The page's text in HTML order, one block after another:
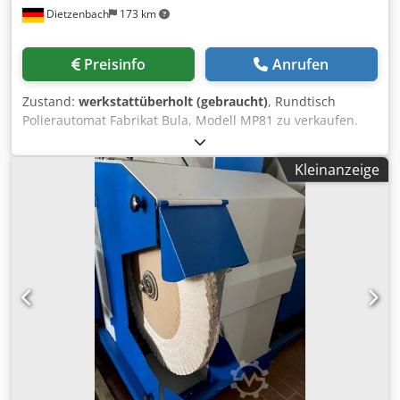
Dietzenbach 173 km
Preisinfo Anrufen
Zustand: werkstattüberholt (gebraucht), Rundtisch
Polierautomat Fabrikat Bula, Modell MP81 zu verkaufen.
Kontinuierlich umlaufender Automat zum polieren,
bürsten, schleifen und entgraten verschiedenster
Werkstücke. 6 Werkstückaufnahmen in einem Teilkreis von
250 mm montiert. 1 Bearbeitungsstation, Antriebsleistung
2,2 kW, mit Bula Quick Lock System der Polierscheiben.
Polierwellendurchmesser 25 mm Die Maschine wurde
komplett überholt, Maschinenkörper sandgestrahlt,
grundiert, neu lackiert, neue Lager, neue Motoren, neues
Getriebe, neue Keilriemen, neue Handräder, neue
Riemenscheiben, komplett neuer Steuerschrank, und alle
Antriebe werden über Frequenzumrichter gesteuert.
Zwischenverkauf vorbehalten. Dsdpfslccvmex Af Dskr
Optional wäre die Anlage auch mit einem
Polierpastensystem - Flüssig-, bestehend aus 1 Hochdruck-
Kleinanzeige